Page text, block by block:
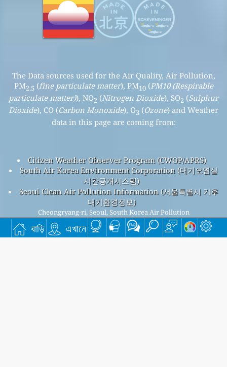
বাড়ি এখানে
The Data sources used for the Air Quality, Air Pollution,
PM2.5 (fine particulate matter), PM10(PM10 (Respirable
particulate matter)), NO2 (Nitrogen Dioxide), SO2 (Sulphur
Dioxide), CO (Carbon Monoxide), O3 (Ozone) and Weather
data in this page are coming from:
Citizen Weather Observer Program (CWOP/APRS)
South Air Korea Environment Corporation (대기오염실
시간공개시스템)
Seoul Clean Air Pollution Information (서울특별시 기후
대기환경정보)
Cheongryang-ri, Seoul, South Korea Air Pollution
Cheongryang-ri, Seoul overall air quality index is
72
Cheongryang-ri, Seoul PM
(fine particulate matter) AQI is